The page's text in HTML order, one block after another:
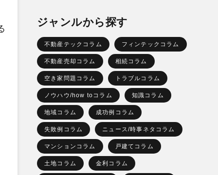
ジャンルから探す
不動産テックコラム フィンテックコラム
不動産売却コラム 相続コラム
空き家問題コラム トラブルコラム
ノウハウ/how toコラム 知識コラム
地域コラム 成功例コラム
失敗例コラム ニュース/時事ネタコラム
マンションコラム 戸建てコラム
土地コラム 金利コラム